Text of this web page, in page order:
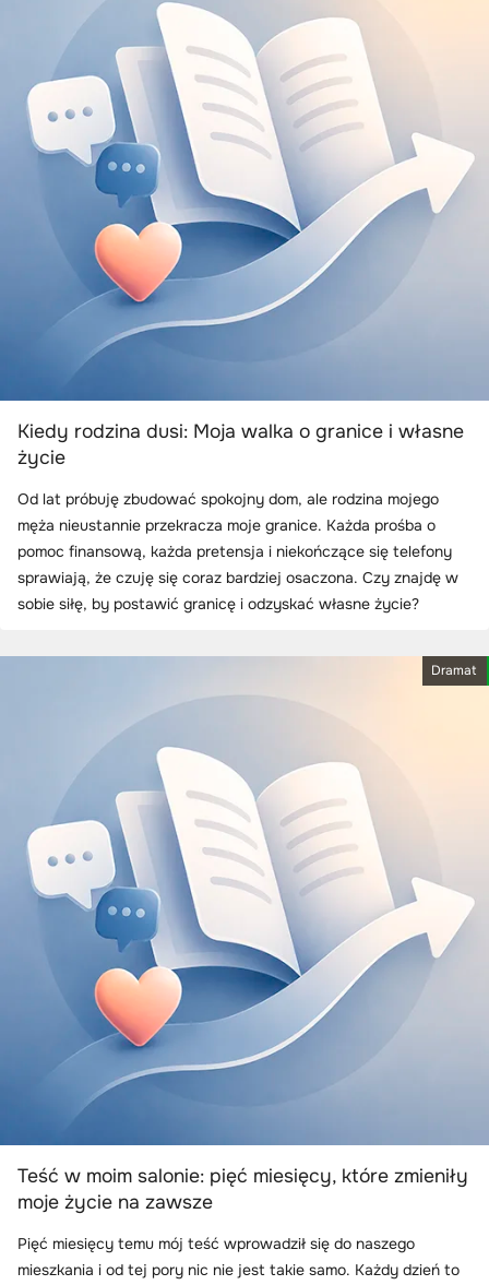
Kiedy rodzina dusi: Moja walka o granice i własne
życie
Od lat próbuję zbudować spokojny dom, ale rodzina mojego
męża nieustannie przekracza moje granice. Każda prośba o
pomoc finansową, każda pretensja i niekończące się telefony
sprawiają, że czuję się coraz bardziej osaczona. Czy znajdę w
sobie siłę, by postawić granicę i odzyskać własne życie?
Dramat
Teść w moim salonie: pięć miesięcy, które zmieniły
moje życie na zawsze
Pięć miesięcy temu mój teść wprowadził się do naszego
mieszkania i od tej pory nic nie jest takie samo. Każdy dzień to